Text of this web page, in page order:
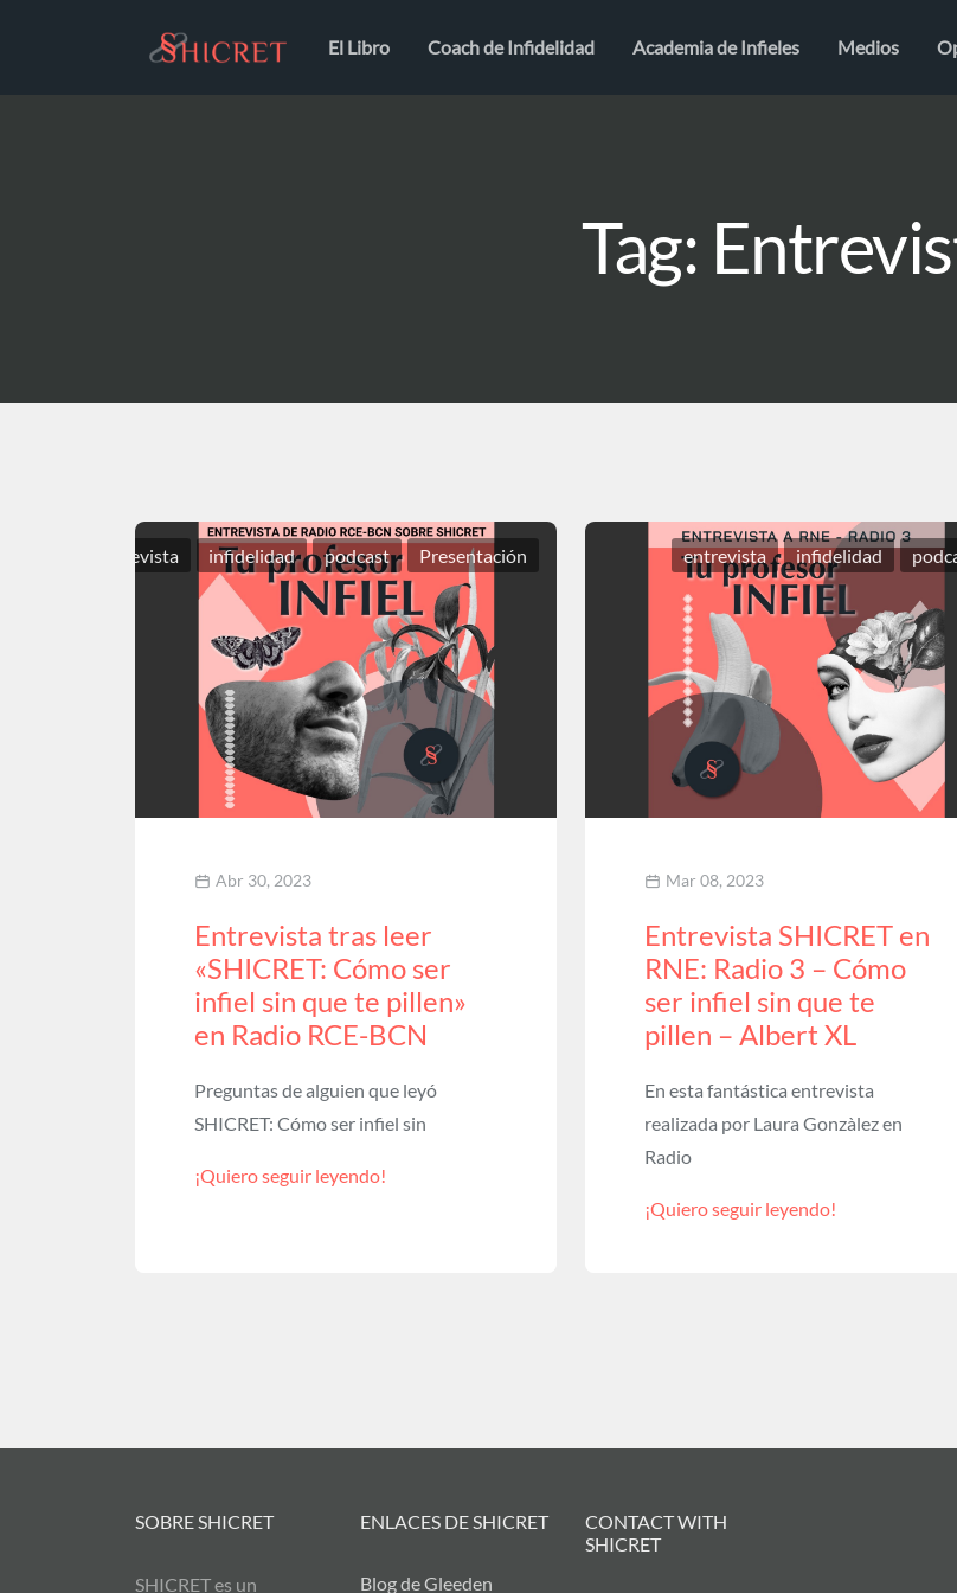
El Libro Coach de Infidelidad Academia de Infieles Medios
Tag:
entrevista infidelidad podcast Presentación
Abr 30, 2023
Entrevista tras leer
«SHICRET: Cómo ser
infiel sin que te pillen»
en Radio RCE-BCN
Preguntas de alguien que leyó
SHICRET: Cómo ser infiel sin
¡Quiero seguir leyendo!
entrevista infidelidad
Mar 08, 2023
Entrevista SHICRET en
RNE: Radio 3 – Cómo
ser infiel sin que te
pillen – Albert XL
En esta fantástica entrevista
realizada por Laura Gonzàlez en
Radio
¡Quiero seguir leyendo!
SOBRE SHICRET
SHICRET es un
ENLACES DE SHICRET
Blog de Gleeden
CONTACT WITH
SHICRET